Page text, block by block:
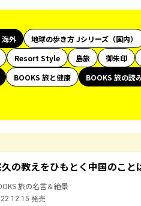
海外 地球の歩き方 Jシリーズ（国内）
Resort Style 島旅 御朱印
BOOKS 旅と健康 BOOKS 旅の読
の教えをひもとく中国のこと
旅の名言＆絶景
発売